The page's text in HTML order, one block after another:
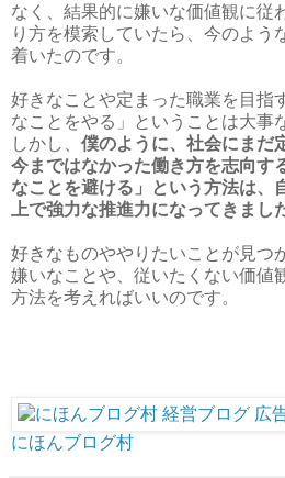
なく、結果的に嫌いな価値観に従
り方を模索していたら、今のよう
着いたのです。
好きなことや定まった職業を目指
なことをやる」ということは大事
しかし、 僕のように、社会にまだ
今まではなかった働き方を志向す
なことを避ける」という方法は、
上で強力な推進力になってきまし
好きなものややりたいことが見つ
嫌いなことや、従いたくない価値
方法を考えればいいのです。
にほんブログ村